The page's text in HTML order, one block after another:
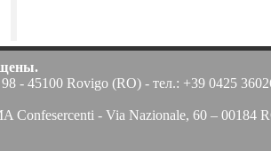
- 45100 Rovigo (RO) - тел.: +39 0425
Confesercenti - Via Nazionale, 60 – 00184